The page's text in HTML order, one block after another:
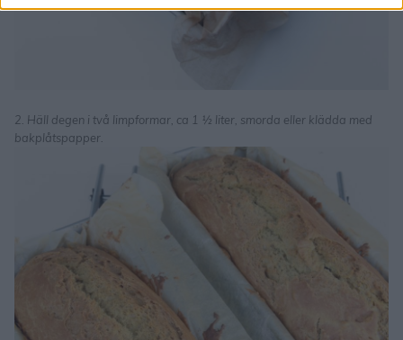
2. Häll degen i två limpformar, ca 1 ½ liter, smorda eller klädda med
bakplåtspapper.